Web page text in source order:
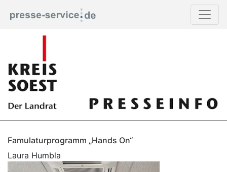
Famulaturprogramm „Hands On“
Laura Humbla